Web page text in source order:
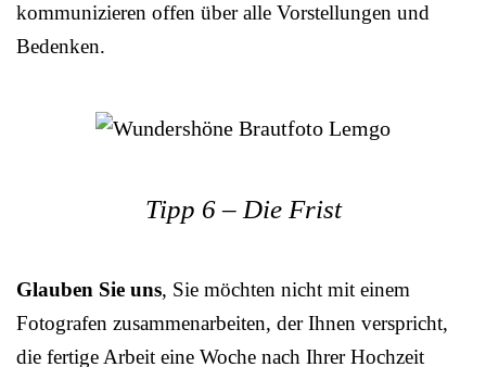
kommunizieren offen über alle Vorstellungen und
Bedenken.
Tipp 6 – Die Frist
Glauben Sie uns, Sie möchten nicht mit einem
Fotografen zusammenarbeiten, der Ihnen verspricht,
die fertige Arbeit eine Woche nach Ihrer Hochzeit